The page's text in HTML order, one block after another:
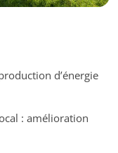
d’énergie
: amélioration